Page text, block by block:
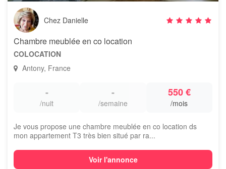
Chez Danielle
Chambre meublée en co location
COLOCATION
Antony, France
-
/nuit
-
/semaine
550 €
/mois
Je vous propose une chambre meublée en co location ds
mon appartement T3 très bien situé par ra...
Voir l'annonce